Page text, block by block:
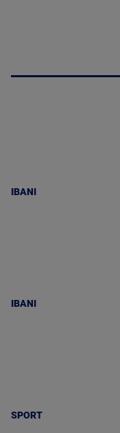
IBANI
IBANI
SPORT